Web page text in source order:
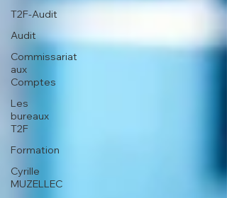
T2F-Audit
Audit
Commissariat
aux
Comptes
Les
bureaux
T2F
Formation
Cyrille
MUZELLEC